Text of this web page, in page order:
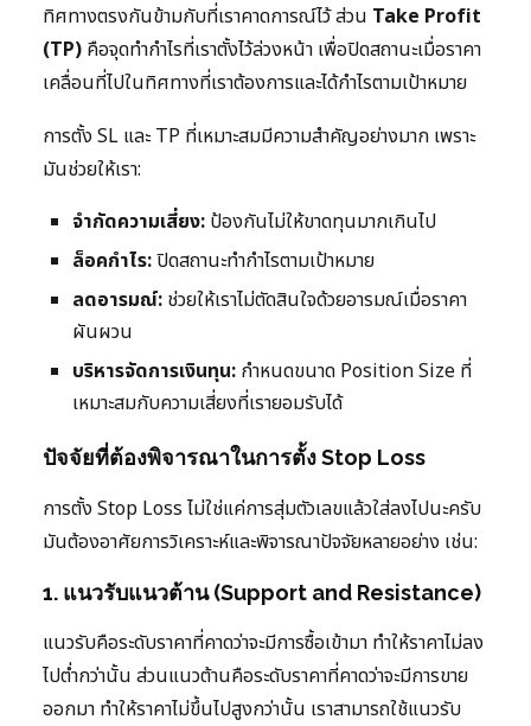
ทิศทางตรงกันข้ามกับที่เราคาดการณ์ไว้ ส่วน Take Profit
(TP) คือจุดทำกำไรที่เราตั้งไว้ล่วงหน้า เพื่อปิดสถานะเมื่อราคา
เคลื่อนที่ไปในทิศทางที่เราต้องการและได้กำไรตามเป้าหมาย
การตั้ง SL และ TP ที่เหมาะสมมีความสำคัญอย่างมาก เพราะ
มันช่วยให้เรา:
จำกัดความเสี่ยง: ป้องกันไม่ให้ขาดทุนมากเกินไป
ล็อคกำไร:ปิดสถานะทำกำไรตามเป้าหมาย
ลดอารมณ์: ช่วยให้เราไม่ตัดสินใจด้วยอารมณ์เมื่อราคา
ผันผวน
บริหารจัดการเงินทุน: กำหนดขนาด Position Size ที่
เหมาะสมกับความเสี่ยงที่เรายอมรับได้
ปัจจัยที่ต้องพิจารณาในการตั้ง Stop Loss
การตั้ง Stop Loss ไม่ใช่แค่การสุ่มตัวเลขแล้วใส่ลงไปนะครับ
มันต้องอาศัยการวิเคราะห์และพิจารณาปัจจัยหลายอย่าง เช่น:
1. แนวรับแนวต้าน (Support and Resistance)
แนวรับคือระดับราคาที่คาดว่าจะมีการซื้อเข้ามา ทำให้ราคาไม่ลง
ไปต่ำกว่านั้น ส่วนแนวต้านคือระดับราคาที่คาดว่าจะมีการขาย
ออกมา ทำให้ราคาไม่ขึ้นไปสูงกว่านั้น เราสามารถใช้แนวรับ